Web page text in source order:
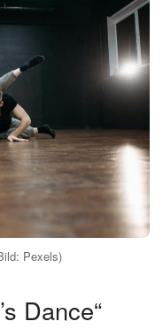
Pexels)
Dance“